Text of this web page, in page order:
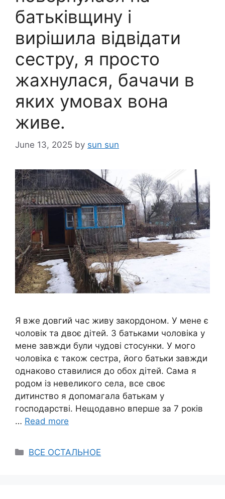
батьківщину і
вирішила відвідати
сестру, я просто
жахнулася, бачачи в
яких умовах вона
живе.
June 13, 2025 by sun sun
Я вже довгий час живу закордоном. У мене є
чоловік та двоє дітей. З батьками чоловіка у
мене завжди були чудові стосунки. У мого
чоловіка є також сестра, його батьки завжди
однаково ставилися до обох дітей. Сама я
родом із невеликого села, все своє
дитинство я допомагала батькам у
господарстві. Нещодавно вперше за 7 років
… Read more
Categories
ВСЕ ОСТАЛЬНОЕ